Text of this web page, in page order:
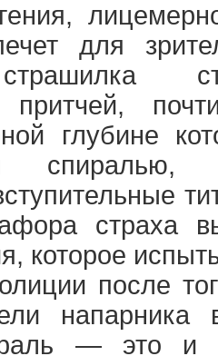
для
притчей,
глубине
спиралью,
страха
которое
после
— это и